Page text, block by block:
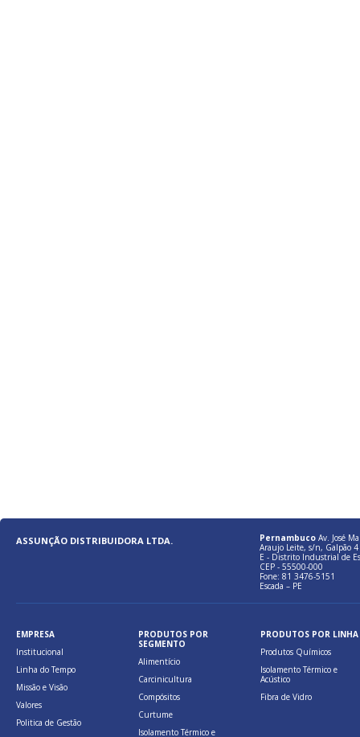
ASSUNÇÃO DISTRIBUIDORA LTDA. Pernambuco Av. José
Araujo Leite, s/n, Galpão 4
E - Distrito Industrial de
CEP - 55500-000
Fone: 81 3476-5151
Escada – PE
EMPRESA
Institucional
Linha do Tempo
Missão e Visão
Valores
Politica de Gestão
PRODUTOS POR
SEGMENTO
Alimentício
Carcinicultura
Compósitos
Curtume
Isolamento Térmico e
PRODUTOS POR LINHA
Produtos Químicos
Isolamento Térmico e
Acústico
Fibra de Vidro